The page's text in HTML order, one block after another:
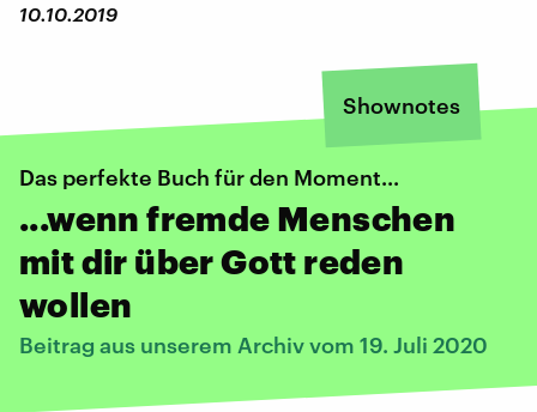
10.10.2019
Shownotes
Das perfekte Buch für den Moment...
...wenn fremde Menschen
mit dir über Gott reden
wollen
Beitrag aus unserem Archiv vom 19. Juli 2020